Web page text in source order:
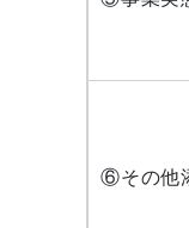
⑥その他